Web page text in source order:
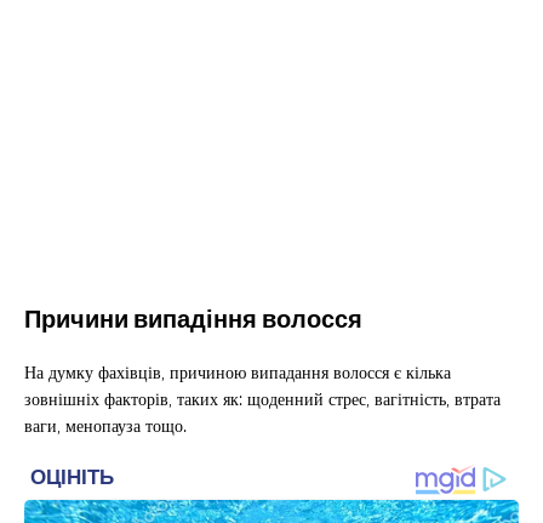
Причини випадіння волосся
На думку фахівців, причиною випадання волосся є кілька
зовнішніх факторів, таких як: щоденний стрес, вагітність, втрата
ваги, менопауза тощо.